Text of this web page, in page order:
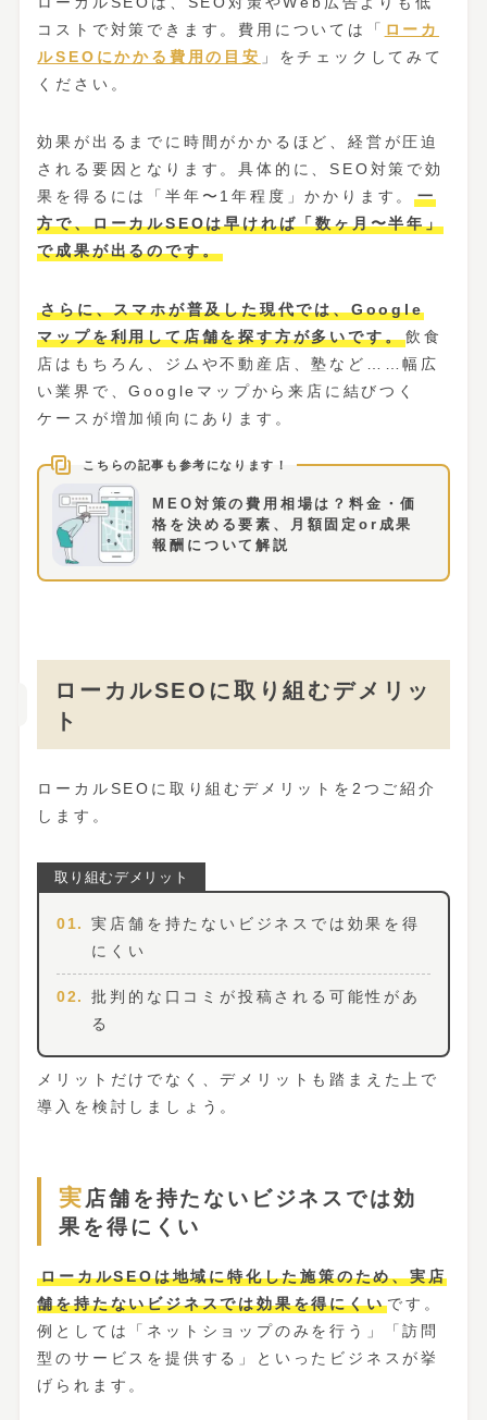
コストで対策できます。費用については「 ローカ
ルSEOにかかる費用の目安 」をチェックしてみて
ください。
効果が出るまでに時間がかかるほど、経営が圧迫
される要因となります。具体的に、SEO対策で効
果を得るには「半年〜1年程度」かかります。一
方で、ローカルSEOは早ければ「数ヶ月〜半年」
で成果が出るのです。
さらに、スマホが普及した現代では、Google
マップを利用して店舗を探す方が多いです。飲食
店はもちろん、ジムや不動産店、塾など……幅広
い業界で、Googleマップから来店に結びつく
ケースが増加傾向にあります。
MEO対策の費用相場は？料金・価
格を決める要素、月額固定or成果
報酬について解説
ローカルSEOに取り組むデメリッ
ト
ローカルSEOに取り組むデメリットを2つご紹介
します。
実店舗を持たないビジネスでは効果を得
にくい
批判的な口コミが投稿される可能性があ
る
メリットだけでなく、デメリットも踏まえた上で
導入を検討しましょう。
実店舗を持たないビジネスでは効
果を得にくい
ローカルSEOは地域に特化した施策のため、実店
舗を持たないビジネスでは効果を得にくい です。
例としては「ネットショップのみを行う」「訪問
型のサービスを提供する」といったビジネスが挙
げられます。